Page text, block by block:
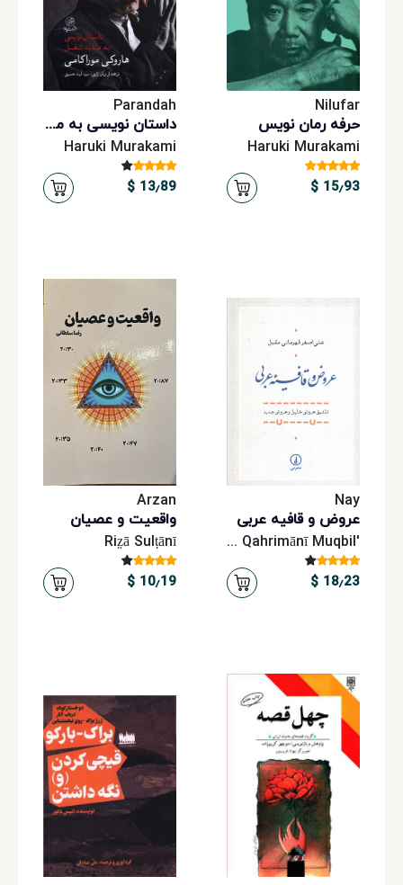
Nilufar
حرفه رمان نویس
Haruki Murakami
15٫93 $
Parandah
داستان نویسی به مثابه شغل
Haruki Murakami
13٫89 $
Nay
عروض و قافیه عربی
'alī Asghar Qahrimānī Muqbil
18٫23 $
Arzan
واقعیت و عصیان
Riz̤ā Sulṭānī
10٫19 $